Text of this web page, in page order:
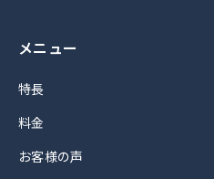
メニュー
特長
料金
お客様の声